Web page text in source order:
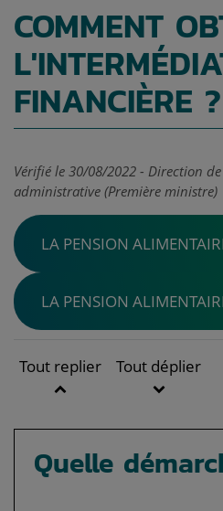
COMMENT
FINANCIÈRE ?
Vérifié le 30/08/2022 - Direction
administrative (Première ministre)
LA PENSION
LA PENSION
Tout replier Tout déplier
Quelle